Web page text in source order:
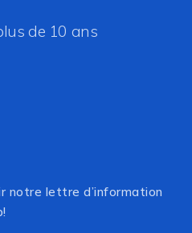
de 10 ans
notre lettre d’information